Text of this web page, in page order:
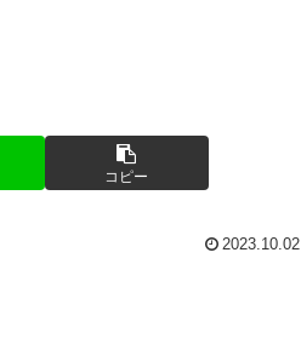
コピー
2023.10.02